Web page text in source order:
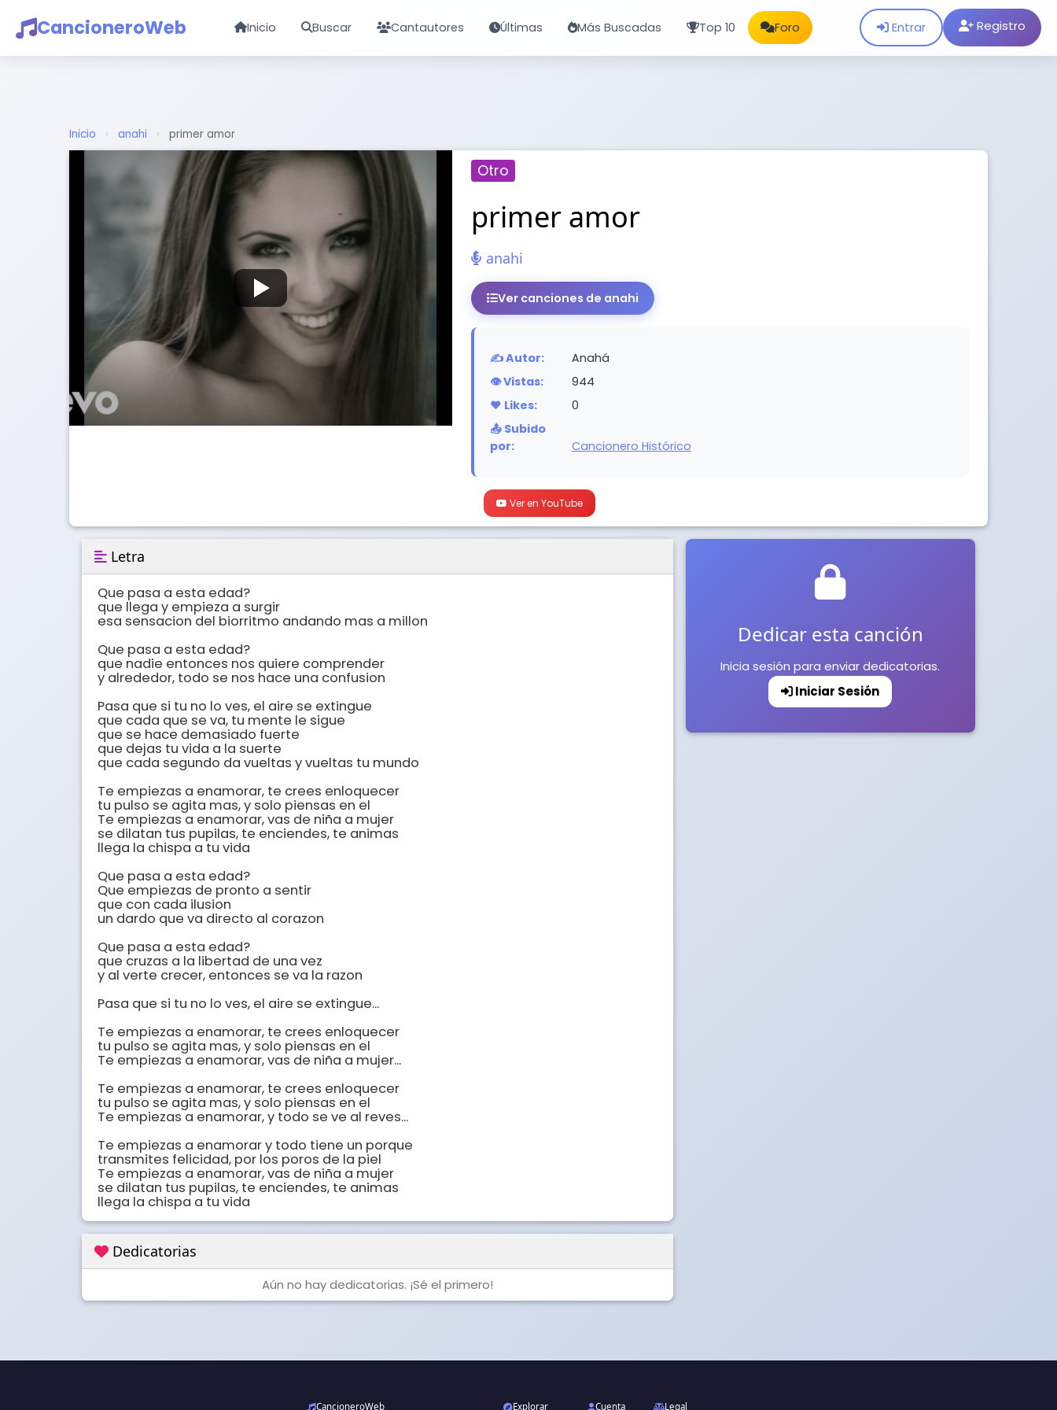
CancioneroWeb Inicio Buscar Cantautores Últimas Más Buscadas Top 10 Foro Entrar Registro
Inicio › anahi › primer amor
Otro
primer amor
anahi
Ver canciones de anahi
✍️ Autor:
Anahá
👁️ Vistas:
944
❤️ Likes:
0
📤 Subido
por:
Cancionero Histórico
Ver en YouTube
Letra
Que pasa a esta edad?
que llega y empieza a surgir
esa sensacion del biorritmo andando mas a millon
Que pasa a esta edad?
que nadie entonces nos quiere comprender
y alrededor, todo se nos hace una confusion
Pasa que si tu no lo ves, el aire se extingue
que cada que se va, tu mente le sigue
que se hace demasiado fuerte
que dejas tu vida a la suerte
que cada segundo da vueltas y vueltas tu mundo
Te empiezas a enamorar, te crees enloquecer
tu pulso se agita mas, y solo piensas en el
Te empiezas a enamorar, vas de niña a mujer
se dilatan tus pupilas, te enciendes, te animas
llega la chispa a tu vida
Que pasa a esta edad?
Que empiezas de pronto a sentir
que con cada ilusion
un dardo que va directo al corazon
Que pasa a esta edad?
que cruzas a la libertad de una vez
y al verte crecer, entonces se va la razon
Pasa que si tu no lo ves, el aire se extingue...
Te empiezas a enamorar, te crees enloquecer
tu pulso se agita mas, y solo piensas en el
Te empiezas a enamorar, vas de niña a mujer...
Te empiezas a enamorar, te crees enloquecer
tu pulso se agita mas, y solo piensas en el
Te empiezas a enamorar, y todo se ve al reves...
Te empiezas a enamorar y todo tiene un porque
transmites felicidad, por los poros de la piel
Te empiezas a enamorar, vas de niña a mujer
se dilatan tus pupilas, te enciendes, te animas
llega la chispa a tu vida
Dedicatorias
Aún no hay dedicatorias. ¡Sé el primero!
Dedicar esta canción
Inicia sesión para enviar dedicatorias.
Iniciar Sesión
CancioneroWeb Explorar Cuenta Legal